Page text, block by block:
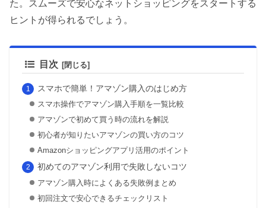
た。スムーズで安心なネットショッピングをスタートする
ヒントが得られるでしょう。
目次
スマホで簡単！アマゾン購入のはじめ方
スマホ操作でアマゾン購入手順を一覧比較
アマゾンで初めて買う時の流れを解説
初心者が知りたいアマゾンの買い方のコツ
Amazonショッピングアプリ活用のポイント
初めてのアマゾン利用で失敗しないコツ
アマゾン購入時によくある失敗例まとめ
初回注文で安心できるチェックリスト